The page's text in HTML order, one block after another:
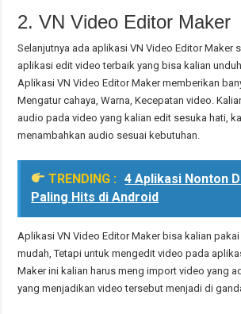
2. VN Video Editor Maker
Selanjutnya ada aplikasi VN Video Editor Maker
aplikasi edit video terbaik yang bisa kalian
Aplikasi VN Video Editor Maker memberikan
Mengatur cahaya, Warna, Kecepatan video.
audio pada video yang kalian edit sesuka hati,
menambahkan audio sesuai kebutuhan.
TRENDING :
4 Aplikasi Nonton
Paling Hits di Android
Aplikasi VN Video Editor Maker bisa kalian
mudah, Tetapi untuk mengedit video pada
Maker ini kalian harus meng import video yang
yang menjadikan video tersebut menjadi di